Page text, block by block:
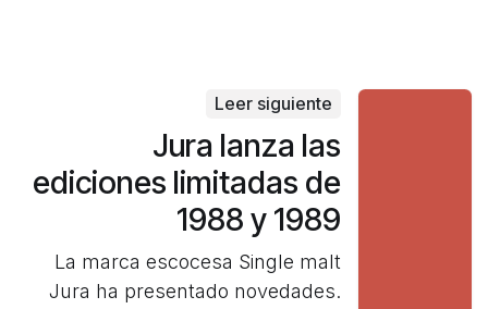
Leer siguiente
Jura lanza las
ediciones limitadas de
1988 y 1989
La marca escocesa Single malt
Jura ha presentado novedades.